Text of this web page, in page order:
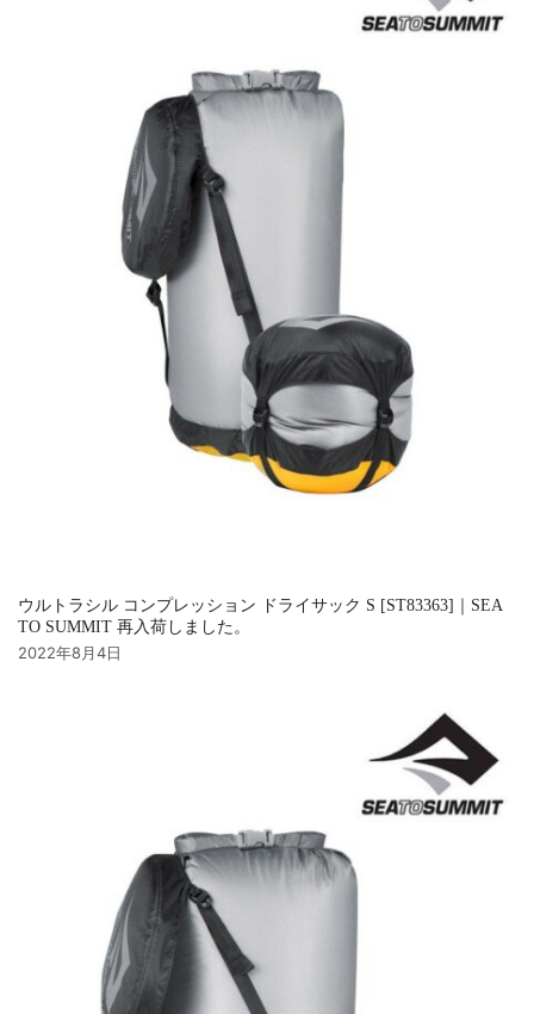
ウルトラシル コンプレッション ドライサック S [ST83363]｜SEA
TO SUMMIT 再入荷しました。
2022年8月4日